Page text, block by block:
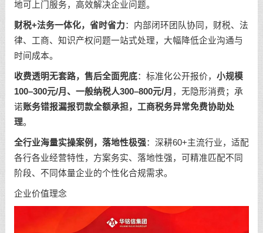
地可上门服务，高效解决企业问题。
财税+法务一体化，省时省力：内部闭环团队协同，财税、法
律、工商、知识产权问题一站式处理，大幅降低企业沟通与
时间成本。
收费透明无套路，售后全面兜底：标准化公开报价， 小规模
100–300元/月、一般纳税人300–800元/月 ，无隐形消费；承
诺账务错报漏报罚款全额承担，工商税务异常免费协助处
理。
全行业海量实操案例，落地性极强：深耕60+主流行业，适配
各行各业经营特性，方案务实、落地性强，可精准匹配不同
阶段、不同体量企业的个性化合规需求。
企业价值理念